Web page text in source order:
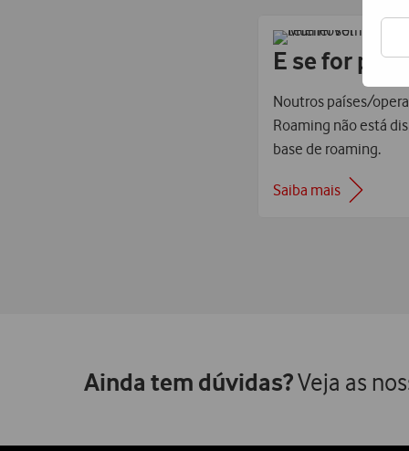
E se for
Noutros países/
Roaming não está
base de roaming.
Saiba mais
Ainda tem dúvidas?Veja as